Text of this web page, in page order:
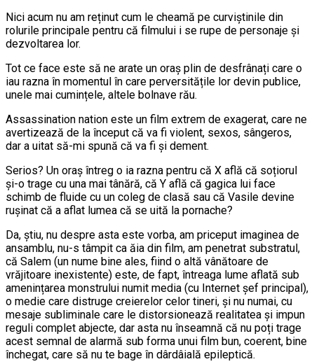
Nici acum nu am reținut cum le cheamă pe curviștinile din
rolurile principale pentru că filmului i se rupe de personaje și
dezvoltarea lor.
Tot ce face este să ne arate un oraș plin de desfrânați care o
iau razna în momentul în care perversitățile lor devin publice,
unele mai cumințele, altele bolnave rău.
Assassination nation este un film extrem de exagerat, care ne
avertizează de la început că va fi violent, sexos, sângeros,
dar a uitat să-mi spună că va fi și dement.
Serios? Un oraș întreg o ia razna pentru că X află că soțiorul
și-o trage cu una mai tânără, că Y află că gagica lui face
schimb de fluide cu un coleg de clasă sau că Vasile devine
rușinat că a aflat lumea că se uită la pornache?
Da, știu, nu despre asta este vorba, am priceput imaginea de
ansamblu, nu-s tâmpit ca ăia din film, am penetrat substratul,
că Salem (un nume bine ales, fiind o altă vânătoare de
vrăjitoare inexistente) este, de fapt, întreaga lume aflată sub
amenințarea monstrului numit media (cu Internet șef principal),
o medie care distruge creierelor celor tineri, și nu numai, cu
mesaje subliminale care le distorsionează realitatea și impun
reguli complet abjecte, dar asta nu înseamnă că nu poți trage
acest semnal de alarmă sub forma unui film bun, coerent, bine
închegat, care să nu te bage în dârdâială epileptică.